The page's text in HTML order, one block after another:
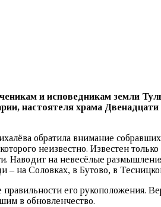
и исповедникам земли
настоятеля храма Двенадцати
обратила внимание
неизвестно. Известен
Наводит на невесёлые
– на Соловках, в Бутово, в
его рукоположения.
в обновленчество.